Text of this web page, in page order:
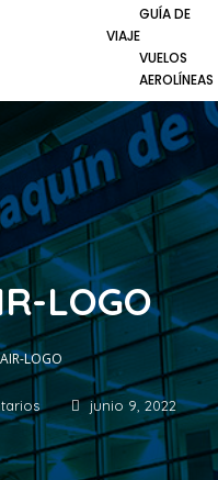
GUÍA DE
VIAJE
VUELOS
AEROLÍNEAS
LOGO
LOGO
junio 9, 2022